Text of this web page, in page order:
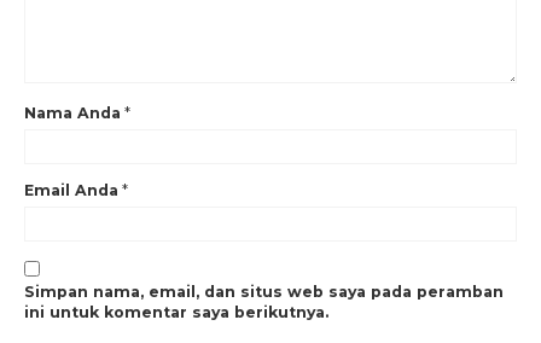
Nama Anda *
Email Anda *
Simpan nama, email, dan situs web saya pada peramban
ini untuk komentar saya berikutnya.